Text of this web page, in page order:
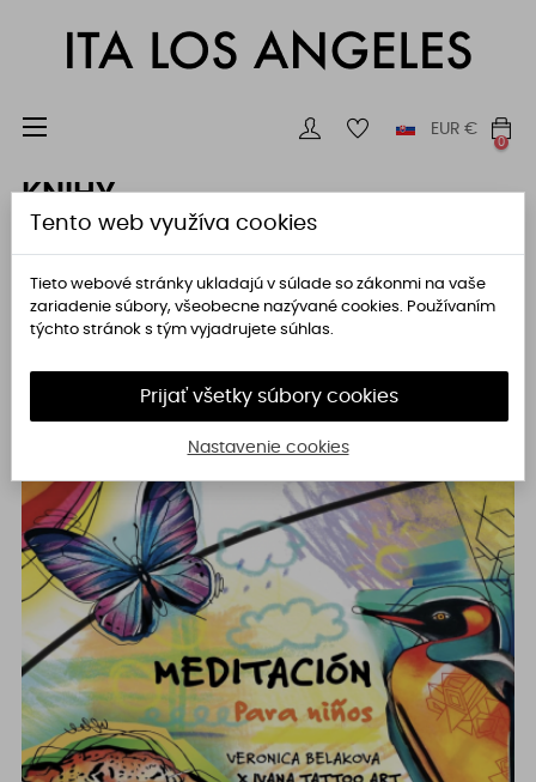
Toggle
☰ EUR €
0
KNIHY
Zobrazuje sa 1-12 z 16 položiek
Tento web využíva cookies
Tieto webové stránky ukladajú v súlade so zákonmi na vaše
zariadenie súbory, všeobecne nazývané cookies. Používaním
týchto stránok s tým vyjadrujete súhlas.
Prijať všetky súbory cookies
Nastavenie cookies